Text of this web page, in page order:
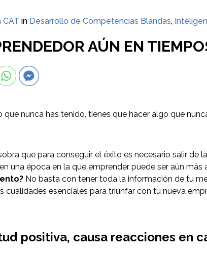
CAT in Desarrollo de Competencias Blandas,
AÚN EN
que nunca has tenido, tienes que hacer algo que
que para conseguir el éxito es necesario salir
una época en la que emprender puede ser aún más
No basta con tener toda la información de tu
cualidades esenciales para triunfar con tu nueva
positiva, causa reacciones en